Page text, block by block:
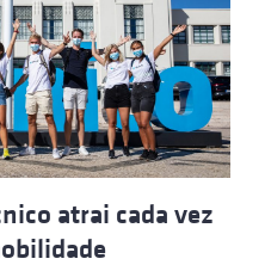
atrai cada vez